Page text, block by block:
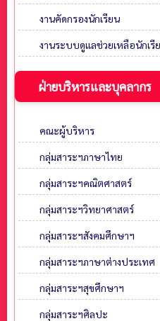
งานคัดกรองนักเรียน
งานระบบดูแลช่วยเหลือนักเรี
ฝ่ายบริหารและบุคลากร
คณะผู้บริหาร
กลุ่มสาระฯภาษาไทย
กลุ่มสาระฯคณิตศาสตร์
กลุ่มสาระฯวิทยาศาสตร์
กลุ่มสาระฯสังคมศึกษาฯ
กลุ่มสาระฯภาษาต่างประเทศ
กลุ่มสาระฯสุขศึกษาฯ
กลุ่มสาระฯศิลปะ